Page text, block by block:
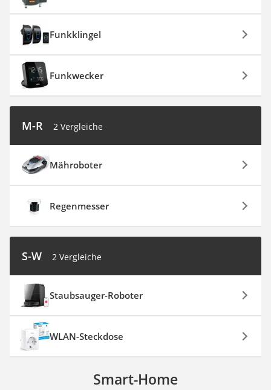
Funkklingel
Funkwecker
M-R 2 Vergleiche
Mähroboter
Regenmesser
S-W 2 Vergleiche
Staubsauger-Roboter
WLAN-Steckdose
Smart-Home